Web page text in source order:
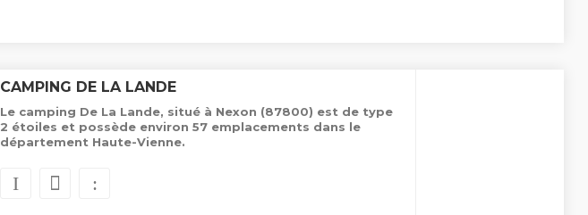
CAMPING DE LA LANDE
Le camping De La Lande, situé à Nexon (87800) est de type
2 étoiles et possède environ 57 emplacements dans le
département Haute-Vienne.